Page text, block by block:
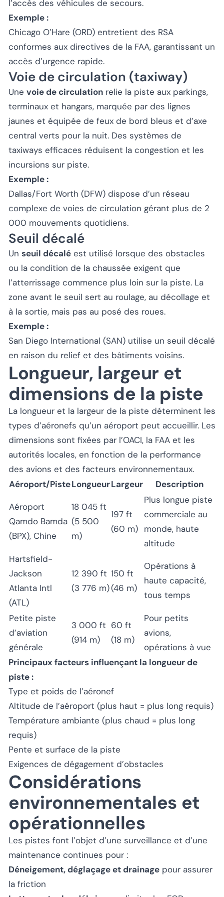
l’accès des véhicules de secours.
Exemple :
Chicago O’Hare (ORD) entretient des RSA
conformes aux directives de la FAA, garantissant un
accès d’urgence rapide.
Voie de circulation (taxiway)
Une voie de circulation relie la piste aux parkings,
terminaux et hangars, marquée par des lignes
jaunes et équipée de feux de bord bleus et d’axe
central verts pour la nuit. Des systèmes de
taxiways efficaces réduisent la congestion et les
incursions sur piste.
Exemple :
Dallas/Fort Worth (DFW) dispose d’un réseau
complexe de voies de circulation gérant plus de 2
000 mouvements quotidiens.
Seuil décalé
Un seuil décalé est utilisé lorsque des obstacles
ou la condition de la chaussée exigent que
l’atterrissage commence plus loin sur la piste. La
zone avant le seuil sert au roulage, au décollage et
à la sortie, mais pas au posé des roues.
Exemple :
San Diego International (SAN) utilise un seuil décalé
en raison du relief et des bâtiments voisins.
Longueur, largeur et
dimensions de la piste
La longueur et la largeur de la piste déterminent les
types d’aéronefs qu’un aéroport peut accueillir. Les
dimensions sont fixées par l’OACI, la FAA et les
autorités locales, en fonction de la performance
des avions et des facteurs environnementaux.
Aéroport/PisteLongueurLargeur Description
Aéroport
Qamdo Bamda
(BPX), Chine
18 045 ft
(5 500
m)
197 ft
(60 m)
Plus longue piste
commerciale au
monde, haute
altitude
Hartsfield-
Jackson
Atlanta Intl
(ATL)
12 390 ft
(3 776 m)
150 ft
(46 m)
Opérations à
haute capacité,
tous temps
Petite piste
d’aviation
générale
3 000 ft
(914 m)
60 ft
(18 m)
Pour petits
avions,
opérations à vue
Principaux facteurs influençant la longueur de
piste :
Type et poids de l’aéronef
Altitude de l’aéroport (plus haut = plus long requis)
Température ambiante (plus chaud = plus long
requis)
Pente et surface de la piste
Exigences de dégagement d’obstacles
Considérations
environnementales et
opérationnelles
Les pistes font l’objet d’une surveillance et d’une
maintenance continues pour :
Déneigement, déglaçage et drainage pour assurer
la friction